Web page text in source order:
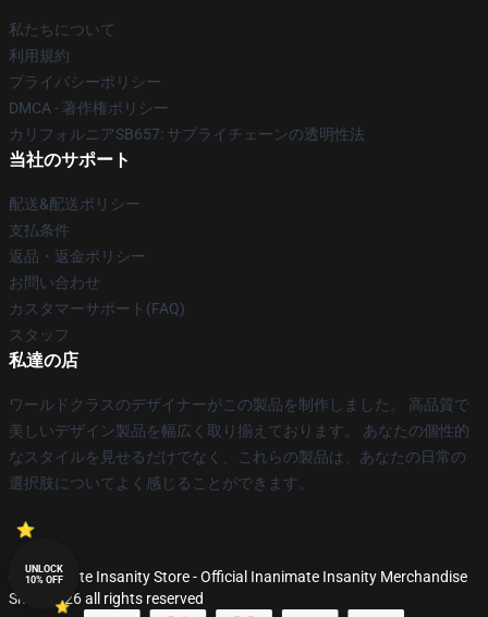
私たちについて
利用規約
プライバシーポリシー
DMCA - 著作権ポリシー
カリフォルニアSB657: サプライチェーンの透明性法
当社のサポート
配送&配送ポリシー
支払条件
返品・返金ポリシー
お問い合わせ
カスタマーサポート(FAQ)
スタッフ
私達の店
ワールドクラスのデザイナーがこの製品を制作しました。 高品質で
美しいデザイン製品を幅広く取り揃えております。 あなたの個性的
なスタイルを見せるだけでなく、これらの製品は、あなたの日常の
選択肢についてよく感じることができます。
© Inanimate Insanity Store - Official Inanimate Insanity Merchandise
Shop 2026 all rights reserved
UNLOCK
10% OFF